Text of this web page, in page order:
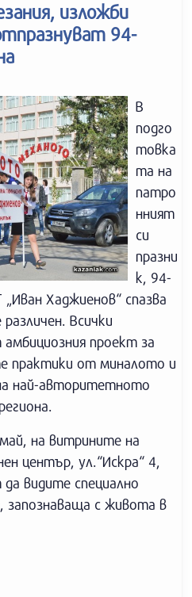
изложби
94-
В
подго
товка
та на
патро
нният
си
празни
к, 94-
Хаджиенов“ спазва
Всички
проект за
практики от миналото и
най-авторитетното
на витрините на
център, ул.“Искра“ 4,
видите специално
запознаваща с живота в